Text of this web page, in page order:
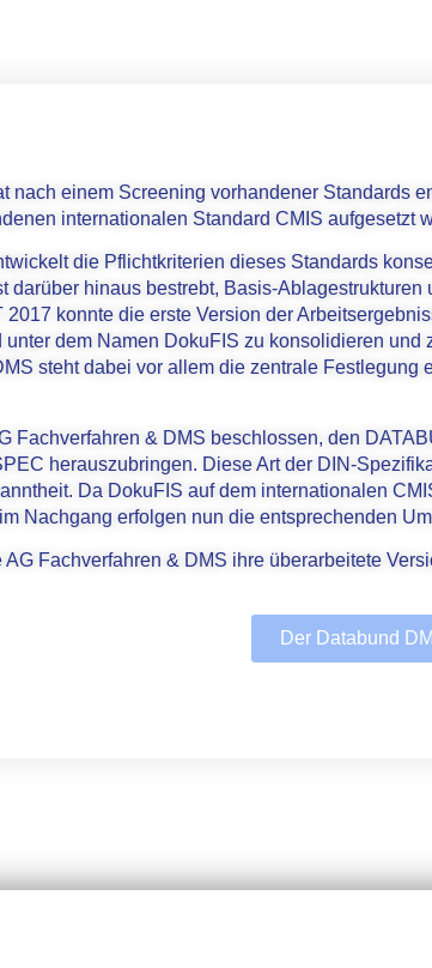
nach einem Screening vorhandener Standards
internationalen Standard CMIS aufgesetzt
die Pflichtkriterien dieses Standards
darüber hinaus bestrebt, Basis-
2017 konnte die erste Version der
unter dem Namen DokuFIS zu konsolidieren
steht dabei vor allem die zentrale
Fachverfahren & DMS beschlossen, den
herauszubringen. Diese Art der DIN-
Da DokuFIS auf dem internationalen
Nachgang erfolgen nun die entsprechenden
AG Fachverfahren & DMS ihre überarbeitete
Der Databund